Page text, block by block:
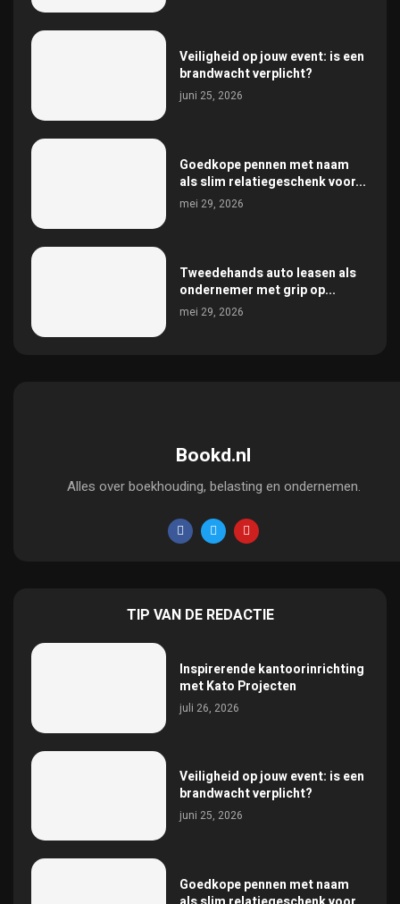
Veiligheid op jouw event: is een
brandwacht verplicht?
juni 25, 2026
Goedkope pennen met naam
als slim relatiegeschenk voor...
mei 29, 2026
Tweedehands auto leasen als
ondernemer met grip op...
mei 29, 2026
Bookd.nl
Alles over boekhouding, belasting en ondernemen.
TIP VAN DE REDACTIE
Inspirerende kantoorinrichting
met Kato Projecten
juli 26, 2026
Veiligheid op jouw event: is een
brandwacht verplicht?
juni 25, 2026
Goedkope pennen met naam